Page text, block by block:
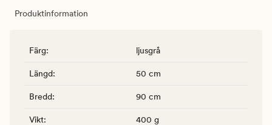
Produktinformation
Färg: ljusgrå
Längd: 50 cm
Bredd: 90 cm
Vikt: 400 g